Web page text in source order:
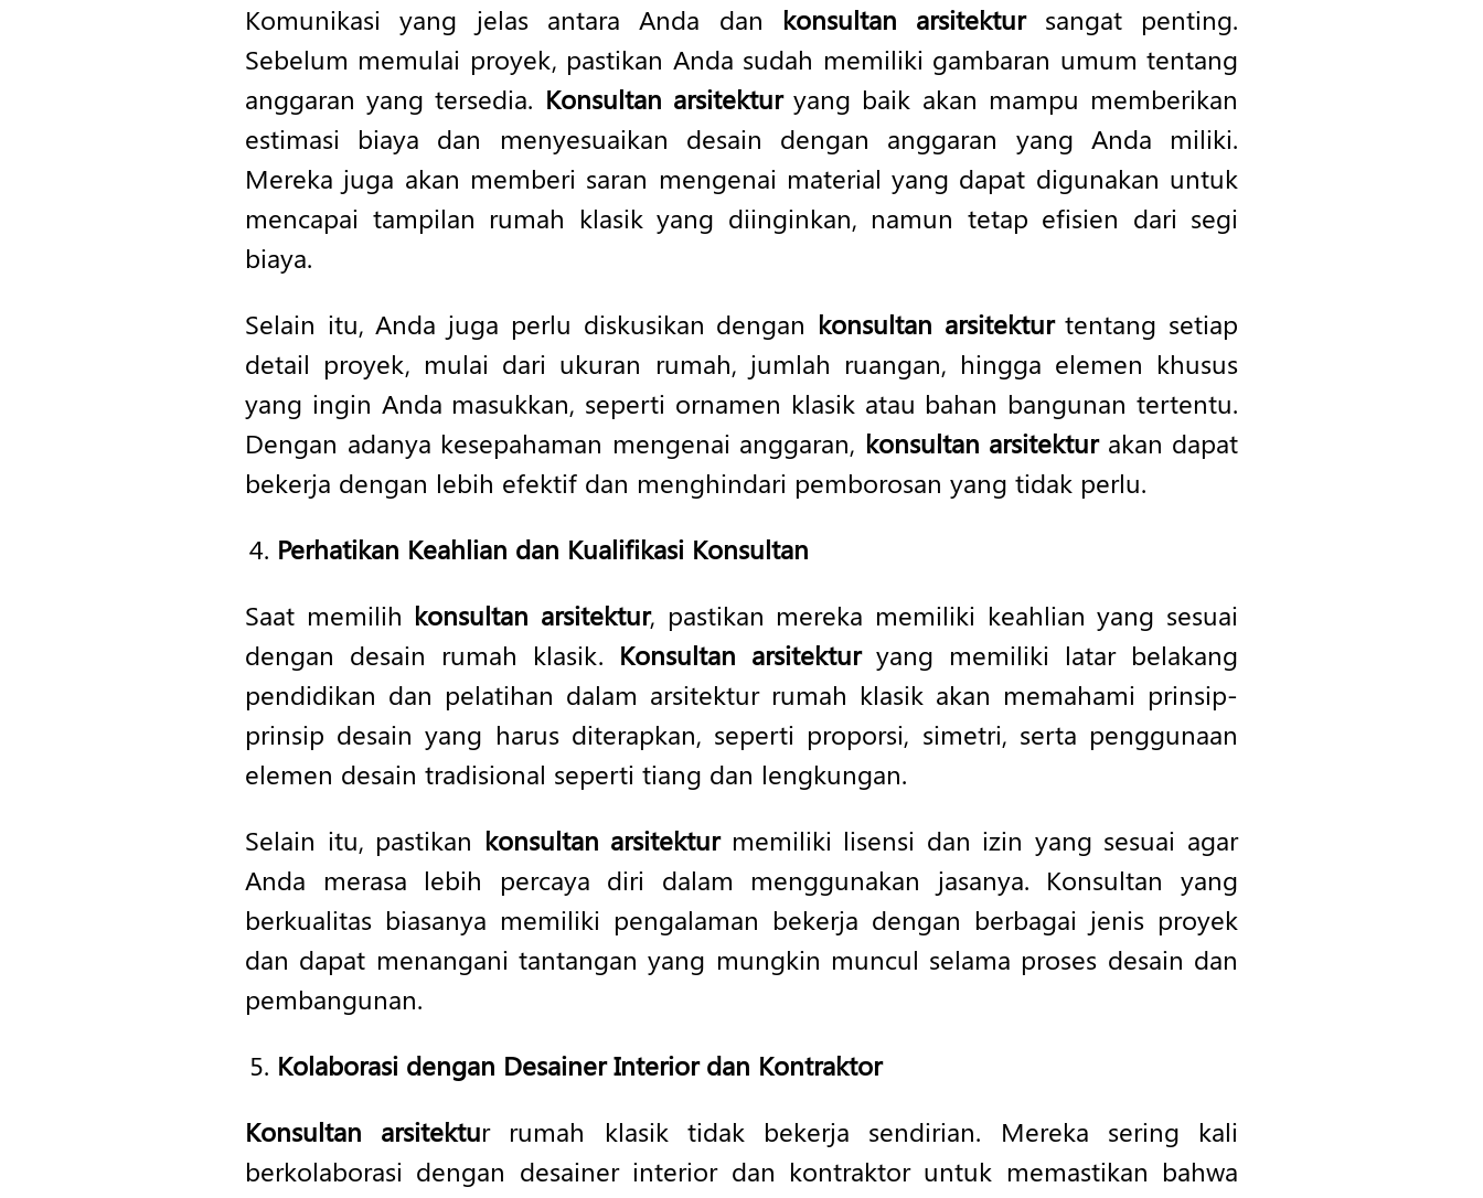
Komunikasi yang jelas antara Anda dan konsultan arsitektursangat penting.
Sebelum memulai proyek, pastikan Anda sudah memiliki gambaran umum tentang
anggaran yang tersedia. Konsultan arsitekturyang baik akan mampu memberikan
estimasi biaya dan menyesuaikan desain dengan anggaran yang Anda miliki.
Mereka juga akan memberi saran mengenai material yang dapat digunakan untuk
mencapai tampilan rumah klasik yang diinginkan, namun tetap efisien dari segi
biaya.
Selain itu, Anda juga perlu diskusikan dengan konsultan arsitekturtentang setiap
detail proyek, mulai dari ukuran rumah, jumlah ruangan, hingga elemen khusus
yang ingin Anda masukkan, seperti ornamen klasik atau bahan bangunan tertentu.
Dengan adanya kesepahaman mengenai anggaran, konsultan arsitekturakan dapat
bekerja dengan lebih efektif dan menghindari pemborosan yang tidak perlu.
Perhatikan Keahlian dan Kualifikasi Konsultan
Saat memilih konsultan arsitektur, pastikan mereka memiliki keahlian yang sesuai
dengan desain rumah klasik. Konsultan arsitekturyang memiliki latar belakang
pendidikan dan pelatihan dalam arsitektur rumah klasik akan memahami prinsip-
prinsip desain yang harus diterapkan, seperti proporsi, simetri, serta penggunaan
elemen desain tradisional seperti tiang dan lengkungan.
Selain itu, pastikan konsultan arsitekturmemiliki lisensi dan izin yang sesuai agar
Anda merasa lebih percaya diri dalam menggunakan jasanya. Konsultan yang
berkualitas biasanya memiliki pengalaman bekerja dengan berbagai jenis proyek
dan dapat menangani tantangan yang mungkin muncul selama proses desain dan
pembangunan.
Kolaborasi dengan Desainer Interior dan Kontraktor
Konsultan arsitektur rumah klasik tidak bekerja sendirian. Mereka sering kali
berkolaborasi dengan desainer interior dan kontraktor untuk memastikan bahwa